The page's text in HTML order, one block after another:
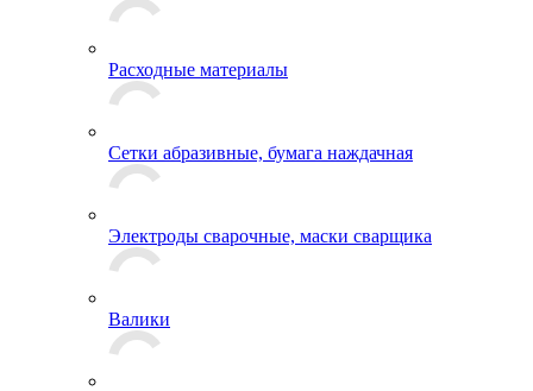
Расходные материалы
Сетки абразивные, бумага наждачная
Электроды сварочные, маски сварщика
Валики